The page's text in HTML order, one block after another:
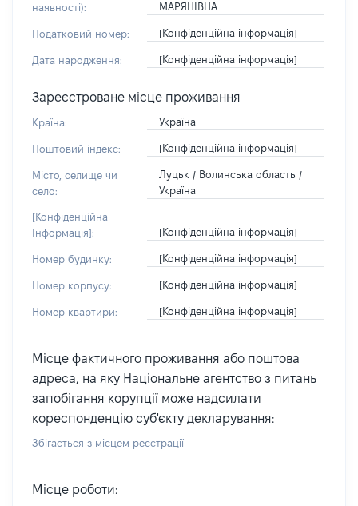
наявності):
МАРЯНІВНА
Податковий номер: [Конфіденційна інформація]
Дата народження: [Конфіденційна інформація]
Зареєстроване місце проживання
Країна: Україна
Поштовий індекс: [Конфіденційна інформація]
Місто, селище чи
село:
Луцьк / Волинська область /
Україна
[Конфіденційна
Інформація]:
[Конфіденційна інформація]
Номер будинку: [Конфіденційна інформація]
Номер корпусу: [Конфіденційна інформація]
Номер квартири: [Конфіденційна інформація]
Місце фактичного проживання або поштова
адреса, на яку Національне агентство з питань
запобігання корупції може надсилати
кореспонденцію суб'єкту декларування:
Збігається з місцем реєстрації
Місце роботи: